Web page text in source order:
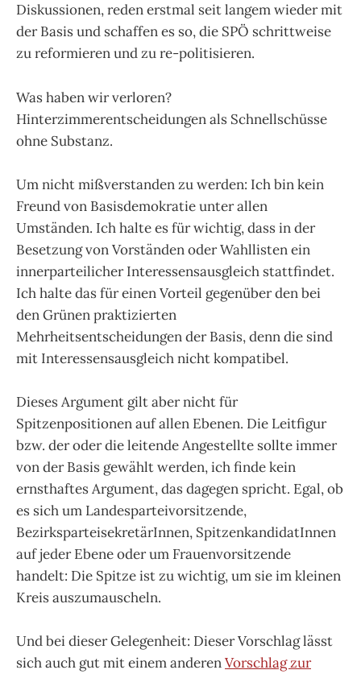
Diskussionen, reden erstmal seit langem wieder mit
der Basis und schaffen es so, die SPÖ schrittweise
zu reformieren und zu re-politisieren.
Was haben wir verloren?
Hinterzimmerentscheidungen als Schnellschüsse
ohne Substanz.
Um nicht mißverstanden zu werden: Ich bin kein
Freund von Basisdemokratie unter allen
Umständen. Ich halte es für wichtig, dass in der
Besetzung von Vorständen oder Wahllisten ein
innerparteilicher Interessensausgleich stattfindet.
Ich halte das für einen Vorteil gegenüber den bei
den Grünen praktizierten
Mehrheitsentscheidungen der Basis, denn die sind
mit Interessensausgleich nicht kompatibel.
Dieses Argument gilt aber nicht für
Spitzenpositionen auf allen Ebenen. Die Leitfigur
bzw. der oder die leitende Angestellte sollte immer
von der Basis gewählt werden, ich finde kein
ernsthaftes Argument, das dagegen spricht. Egal, ob
es sich um Landesparteivorsitzende,
BezirksparteisekretärInnen, SpitzenkandidatInnen
auf jeder Ebene oder um Frauenvorsitzende
handelt: Die Spitze ist zu wichtig, um sie im kleinen
Kreis auszumauscheln.
Und bei dieser Gelegenheit: Dieser Vorschlag lässt
sich auch gut mit einem anderenVorschlag zur